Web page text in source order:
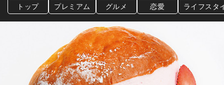
トップ プレミアム グルメ 恋愛 ライフスタ